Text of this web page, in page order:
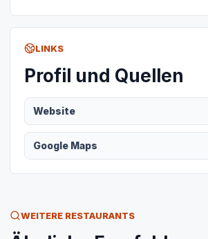
LINKS
Profil und Quellen
Website
Google Maps
WEITERE RESTAURANTS